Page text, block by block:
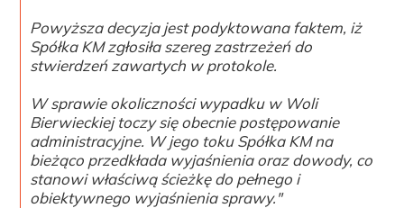
Powyższa decyzja jest podyktowana faktem, iż
Spółka KM zgłosiła szereg zastrzeżeń do
stwierdzeń zawartych w protokole.
W sprawie okoliczności wypadku w Woli
Bierwieckiej toczy się obecnie postępowanie
administracyjne. W jego toku Spółka KM na
bieżąco przedkłada wyjaśnienia oraz dowody, co
stanowi właściwą ścieżkę do pełnego i
obiektywnego wyjaśnienia sprawy."